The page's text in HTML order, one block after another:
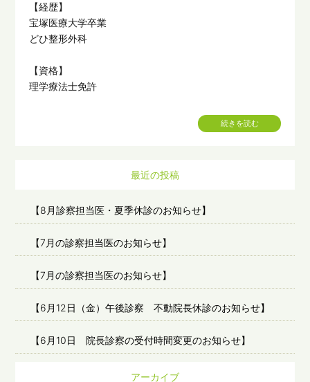
【経歴】
宝塚医療大学卒業
どひ整形外科
【資格】
理学療法士免許
続きを読む
最近の投稿
【8月診察担当医・夏季休診のお知らせ】
【7月の診察担当医のお知らせ】
【7月の診察担当医のお知らせ】
【6月12日（金）午後診察 不動院長休診のお知らせ】
【6月10日 院長診察の受付時間変更のお知らせ】
アーカイブ